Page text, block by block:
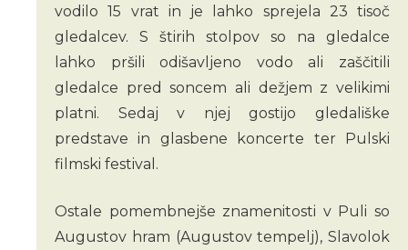
vodilo 15 vrat in je lahko sprejela 23 tisoč
gledalcev. S štirih stolpov so na gledalce
lahko pršili odišavljeno vodo ali zaščitili
gledalce pred soncem ali dežjem z velikimi
platni. Sedaj v njej gostijo gledališke
predstave in glasbene koncerte ter Pulski
filmski festival.
Ostale pomembnejše znamenitosti v Puli so
Augustov hram (Augustov tempelj), Slavolok